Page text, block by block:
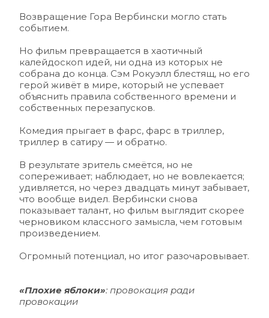
Возвращение Гора Вербински могло стать
событием.
Но фильм превращается в хаотичный
калейдоскоп идей, ни одна из которых не
собрана до конца. Сэм Рокуэлл блестящ, но его
герой живёт в мире, который не успевает
объяснить правила собственного времени и
собственных перезапусков.
Комедия прыгает в фарс, фарс в триллер,
триллер в сатиру — и обратно.
В результате зритель смеётся, но не
сопереживает; наблюдает, но не вовлекается;
удивляется, но через двадцать минут забывает,
что вообще видел. Вербински снова
показывает талант, но фильм выглядит скорее
черновиком классного замысла, чем готовым
произведением.
Огромный потенциал, но итог разочаровывает.
«Плохие яблоки»: провокация ради
провокации